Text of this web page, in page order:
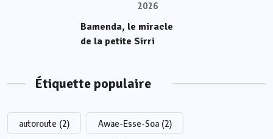
2026
Bamenda, le miracle
de la petite Sirri
Étiquette populaire
autoroute (2) Awae-Esse-Soa (2)